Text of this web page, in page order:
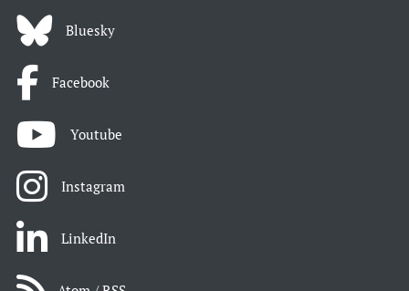
Bluesky
Facebook
Youtube
Instagram
LinkedIn